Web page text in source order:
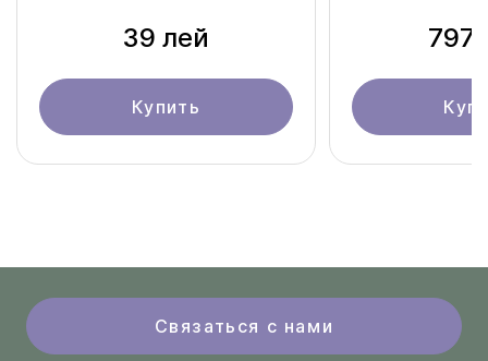
39 лей
Купить
797
Связаться с нами